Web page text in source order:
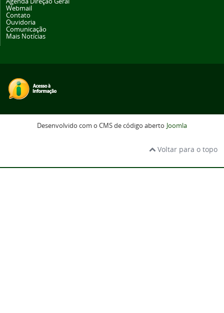
Webmail
Contato
Ouvidoria
Comunicação
Mais Notícias
Desenvolvido com o CMS de código aberto Joomla
Voltar para o topo